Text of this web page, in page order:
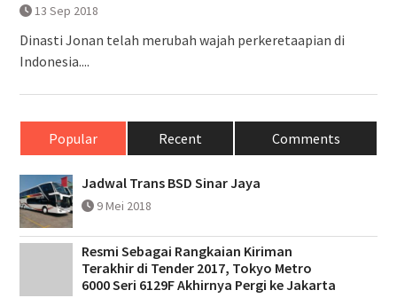
13 Sep 2018
Dinasti Jonan telah merubah wajah perkeretaapian di
Indonesia....
Popular Recent Comments
Jadwal Trans BSD Sinar Jaya
9 Mei 2018
Resmi Sebagai Rangkaian Kiriman
Terakhir di Tender 2017, Tokyo Metro
6000 Seri 6129F Akhirnya Pergi ke Jakarta